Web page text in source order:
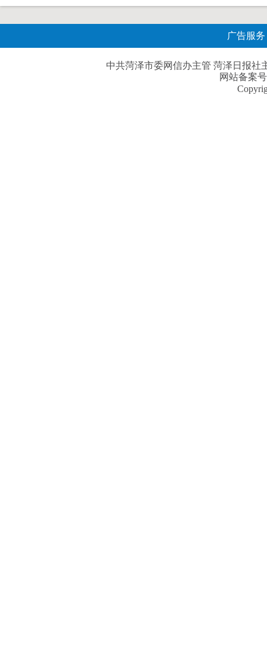
广告服务
中共菏泽市委网信办主管 菏泽日报社
网站备案